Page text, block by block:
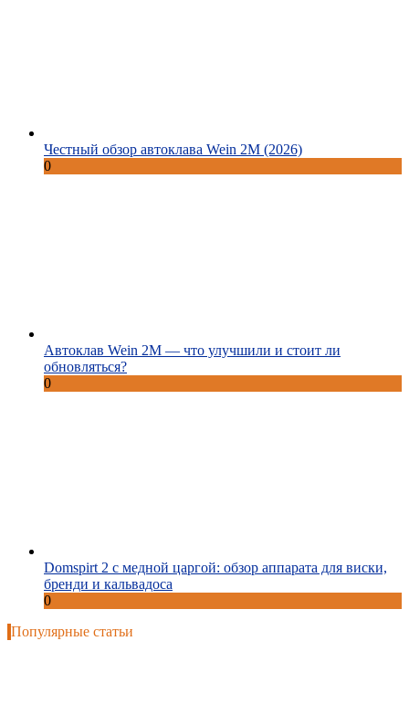
Честный обзор автоклава Wein 2M (2026)
0
Автоклав Wein 2M — что улучшили и стоит ли
обновляться?
0
Domspirt 2 с медной царгой: обзор аппарата для виски,
бренди и кальвадоса
0
Популярные статьи